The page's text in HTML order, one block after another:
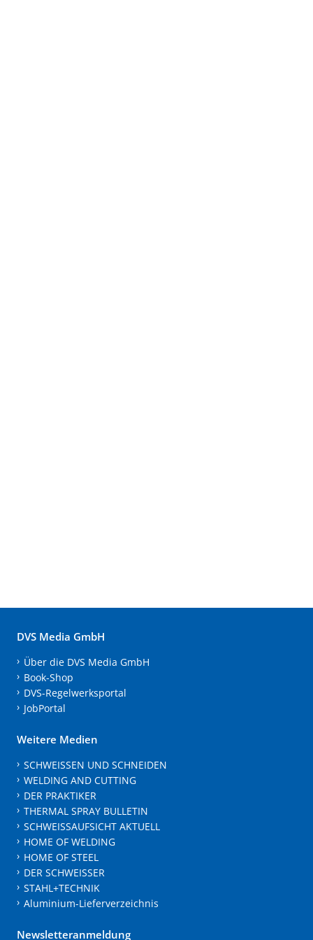
DVS Media GmbH
Über die DVS Media GmbH
Book-Shop
DVS-Regelwerksportal
JobPortal
Weitere Medien
SCHWEISSEN UND SCHNEIDEN
WELDING AND CUTTING
DER PRAKTIKER
THERMAL SPRAY BULLETIN
SCHWEISSAUFSICHT AKTUELL
HOME OF WELDING
HOME OF STEEL
DER SCHWEISSER
STAHL+TECHNIK
Aluminium-Lieferverzeichnis
Newsletteranmeldung